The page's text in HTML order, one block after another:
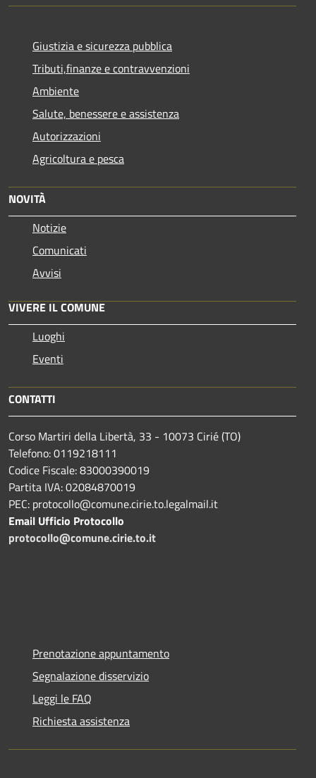
Giustizia e sicurezza pubblica
Tributi,finanze e contravvenzioni
Ambiente
Salute, benessere e assistenza
Autorizzazioni
Agricoltura e pesca
NOVITÀ
Notizie
Comunicati
Avvisi
VIVERE IL COMUNE
Luoghi
Eventi
CONTATTI
Corso Martiri della Libertà, 33 - 10073 Cirié (TO)
Telefono: 0119218111
Codice Fiscale: 83000390019
Partita IVA: 02084870019
PEC: protocollo@comune.cirie.to.legalmail.it
Email Ufficio Protocollo
protocollo@comune.cirie.to.it
Prenotazione appuntamento
Segnalazione disservizio
Leggi le FAQ
Richiesta assistenza